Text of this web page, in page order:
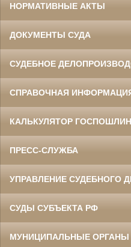
НОРМАТИВНЫЕ АКТЫ
ДОКУМЕНТЫ СУДА
СУДЕБНОЕ
СПРАВОЧНАЯ
КАЛЬКУЛЯТОР
ПРЕСС-СЛУЖБА
УПРАВЛЕНИЕ СУДЕБНОГО
СУДЫ СУБЪЕКТА РФ
МУНИЦИПАЛЬНЫЕ ОРГАНЫ